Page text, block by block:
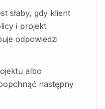
słaby, gdy klient
i projekt
odpowiedzi
albo
następny